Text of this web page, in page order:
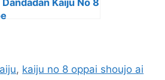
, kaiju no 8 oppai shoujo ai